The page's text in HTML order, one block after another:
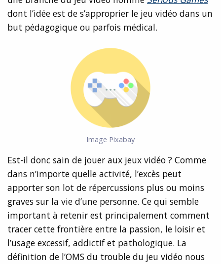
dont l’idée est de s’approprier le jeu vidéo dans un
but pédagogique ou parfois médical.
Image Pixabay
Est-il donc sain de jouer aux jeux vidéo ? Comme
dans n’importe quelle activité, l’excès peut
apporter son lot de répercussions plus ou moins
graves sur la vie d’une personne. Ce qui semble
important à retenir est principalement comment
tracer cette frontière entre la passion, le loisir et
l’usage excessif, addictif et pathologique. La
définition de l’OMS du trouble du jeu vidéo nous